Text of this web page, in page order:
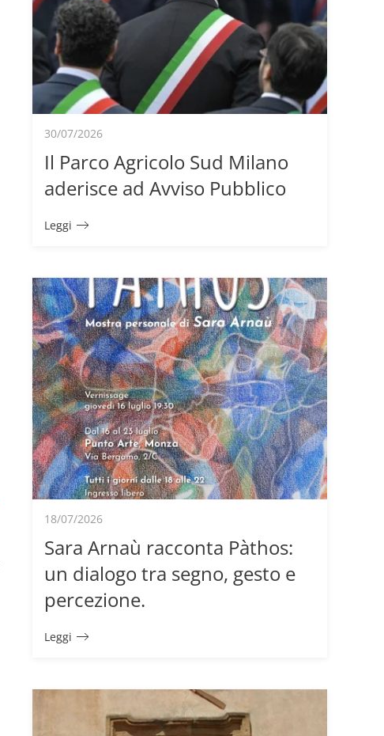
30/07/2026
Il Parco Agricolo Sud Milano
aderisce ad Avviso Pubblico
Leggi
18/07/2026
Sara Arnaù racconta Pàthos:
un dialogo tra segno, gesto e
percezione.
Leggi